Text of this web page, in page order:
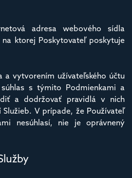
adresa webového sídla
na ktorej Poskytovateľ poskytuje
a vytvorením užívateľského účtu
s týmito Podmienkami a
a dodržovať pravidlá v nich
Služieb. V prípade, že Používateľ
nesúhlasí, nie je oprávnený